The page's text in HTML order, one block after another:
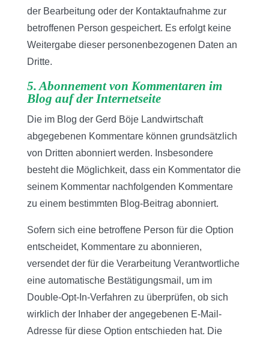
der Bearbeitung oder der Kontaktaufnahme zur
betroffenen Person gespeichert. Es erfolgt keine
Weitergabe dieser personenbezogenen Daten an
Dritte.
5. Abonnement von Kommentaren im
Blog auf der Internetseite
Die im Blog der Gerd Böje Landwirtschaft
abgegebenen Kommentare können grundsätzlich
von Dritten abonniert werden. Insbesondere
besteht die Möglichkeit, dass ein Kommentator die
seinem Kommentar nachfolgenden Kommentare
zu einem bestimmten Blog-Beitrag abonniert.
Sofern sich eine betroffene Person für die Option
entscheidet, Kommentare zu abonnieren,
versendet der für die Verarbeitung Verantwortliche
eine automatische Bestätigungsmail, um im
Double-Opt-In-Verfahren zu überprüfen, ob sich
wirklich der Inhaber der angegebenen E-Mail-
Adresse für diese Option entschieden hat. Die